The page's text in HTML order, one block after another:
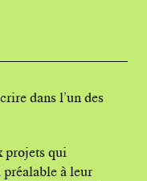
dans l’un des
projets qui
préalable à leur